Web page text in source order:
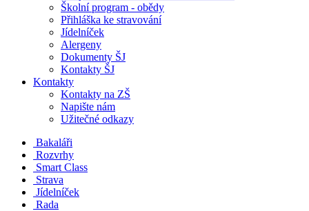
Školní program - obědy
Přihláška ke stravování
Jídelníček
Alergeny
Dokumenty ŠJ
Kontakty ŠJ
Kontakty
Kontakty na ZŠ
Napište nám
Užitečné odkazy
Bakaláři
Rozvrhy
Smart Class
Strava
Jídelníček
Rada